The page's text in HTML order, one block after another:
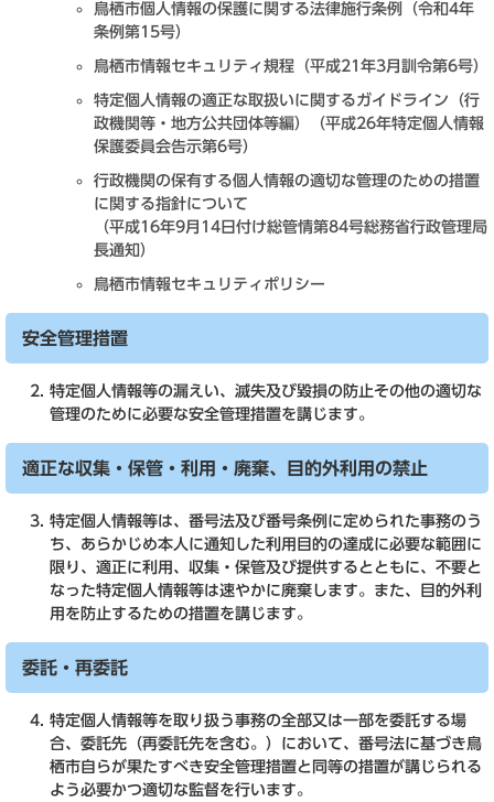
鳥栖市個人情報の保護に関する法律施行条例（令和4年
条例第15号）
鳥栖市情報セキュリティ規程（平成21年3月訓令第6号）
特定個人情報の適正な取扱いに関するガイドライン（行
政機関等・地方公共団体等編）（平成26年特定個人情報
保護委員会告示第6号）
行政機関の保有する個人情報の適切な管理のための措置
に関する指針について
（平成16年9月14日付け総管情第84号総務省行政管理局
長通知）
鳥栖市情報セキュリティポリシー
安全管理措置
特定個人情報等の漏えい、滅失及び毀損の防止その他の適切な
管理のために必要な安全管理措置を講じます。
適正な収集・保管・利用・廃棄、目的外利用の禁止
特定個人情報等は、番号法及び番号条例に定められた事務のう
ち、あらかじめ本人に通知した利用目的の達成に必要な範囲に
限り、適正に利用、収集・保管及び提供するとともに、不要と
なった特定個人情報等は速やかに廃棄します。また、目的外利
用を防止するための措置を講じます。
委託・再委託
特定個人情報等を取り扱う事務の全部又は一部を委託する場
合、委託先（再委託先を含む。）において、番号法に基づき鳥
栖市自らが果たすべき安全管理措置と同等の措置が講じられる
よう必要かつ適切な監督を行います。